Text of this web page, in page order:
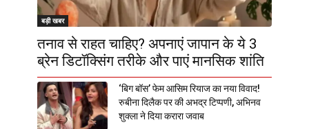
बड़ी खबर
तनाव से राहत चाहिए? अपनाएं जापान के ये 3
ब्रेन डिटॉक्सिंग तरीके और पाएं मानसिक शांति
‘बिग बॉस’ फेम आसिम रियाज का नया विवाद!
रुबीना दिलैक पर की अभद्र टिप्पणी, अभिनव
शुक्ला ने दिया करारा जवाब